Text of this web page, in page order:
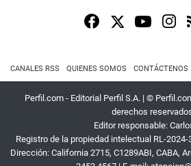
CANALES RSS QUIENES SOMOS CONTÁCTENOS
Perfil.com - Editorial Perfil S.A. | ©
derechos
Editor responsable:
Registro de la propiedad intelectual RL-
Dirección: California 2715, C1289ABI, CABA,